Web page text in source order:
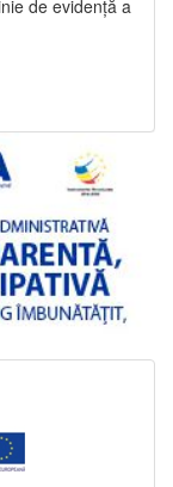
de evidență a